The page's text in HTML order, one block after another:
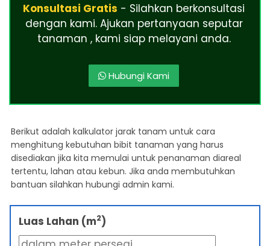
Konsultasi Gratis - Silahkan berkonsultasi
dengan kami. Ajukan pertanyaan seputar
tanaman , kami siap melayani anda.
Hubungi Kami
Berikut adalah kalkulator jarak tanam untuk cara
menghitung kebutuhan bibit tanaman yang harus
disediakan jika kita memulai untuk penanaman diareal
tertentu, lahan atau kebun. Jika anda membutuhkan
bantuan silahkan hubungi admin kami.
Luas Lahan (m2)